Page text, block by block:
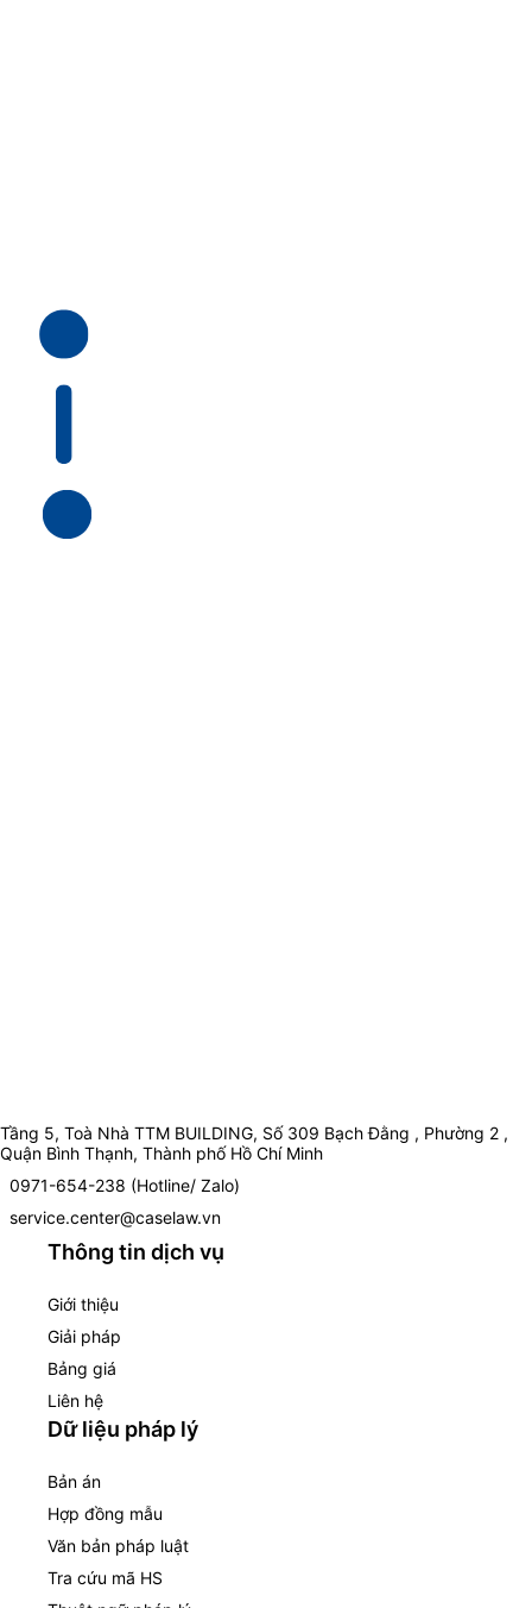
Tầng 5, Toà Nhà TTM BUILDING, Số 309 Bạch Đằng , Phường 2 ,
Quận Bình Thạnh, Thành phố Hồ Chí Minh
0971-654-238 (Hotline/ Zalo)
service.center@caselaw.vn
Thông tin dịch vụ
Giới thiệu
Giải pháp
Bảng giá
Liên hệ
Dữ liệu pháp lý
Bản án
Hợp đồng mẫu
Văn bản pháp luật
Tra cứu mã HS